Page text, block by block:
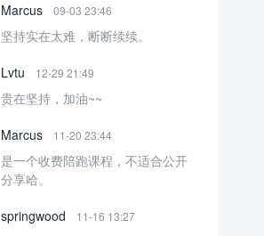
Marcus 09-03 23:46
坚持实在太难，断断续续。
Lvtu 12-29 21:49
贵在坚持，加油~~
Marcus 11-20 23:44
是一个收费陪跑课程，不适合公开
分享哈。
springwood 11-16 13:27